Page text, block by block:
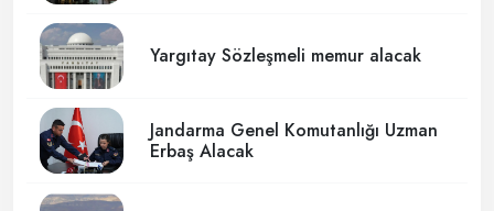
Yargıtay Sözleşmeli memur alacak
Jandarma Genel Komutanlığı Uzman
Erbaş Alacak